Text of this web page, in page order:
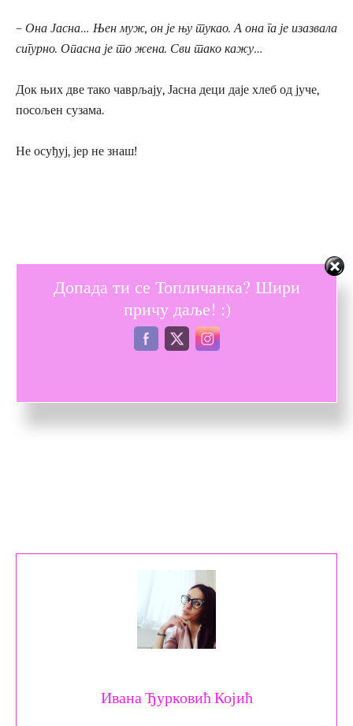
– Она Јасна… Њен муж, он је њу тукао. А она га је изазвала
сигурно. Опасна је то жена. Сви тако кажу…
Док њих две тако чаврљају, Јасна деци даје хлеб од јуче,
посољен сузама.
Не осуђуј, јер не знаш!
Ивана Ђурковић Којић
Допада ти се Топличанка? Шири
причу даље! :)